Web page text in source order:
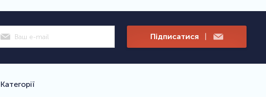
Підписатися |
Категорії